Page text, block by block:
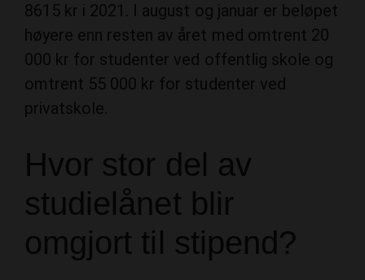
8615 kr i 2021. I august og januar er beløpet
høyere enn resten av året med omtrent 20
000 kr for studenter ved offentlig skole og
omtrent 55 000 kr for studenter ved
privatskole.
Hvor stor del av
studielånet blir
omgjort til stipend?